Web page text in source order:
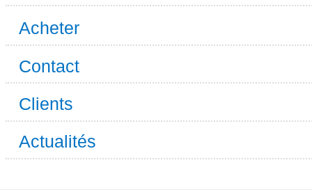
Acheter
Contact
Clients
Actualités